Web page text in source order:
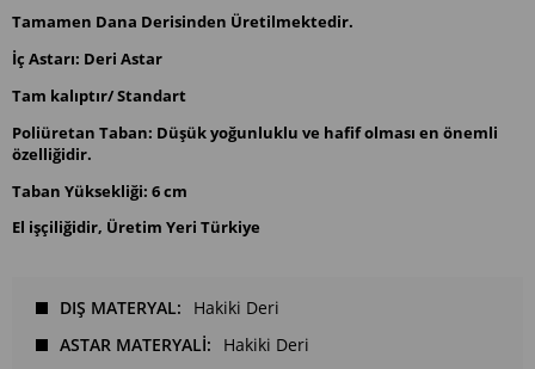
Tamamen Dana Derisinden Üretilmektedir.
İç Astarı: Deri Astar
Tam kalıptır/ Standart
Poliüretan Taban: Düşük yoğunluklu ve hafif olması en önemli
özelliğidir.
Taban Yüksekliği: 6 cm
El işçiliğidir, Üretim Yeri Türkiye
DIŞ MATERYAL
Hakiki Deri
ASTAR MATERYALİ
Hakiki Deri